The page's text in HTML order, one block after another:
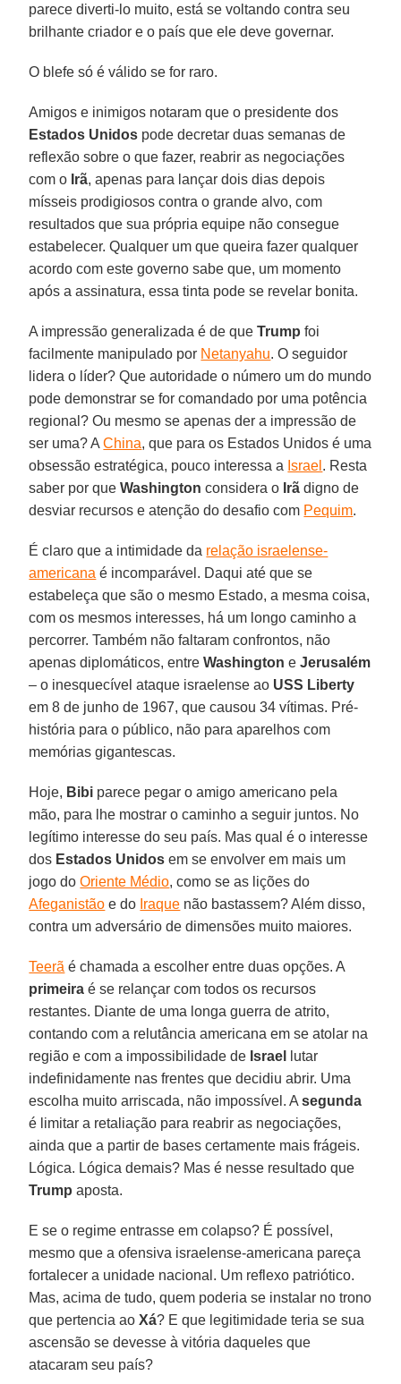
parece diverti-lo muito, está se voltando contra seu
brilhante criador e o país que ele deve governar.
O blefe só é válido se for raro.
Amigos e inimigos notaram que o presidente dos
Estados Unidos pode decretar duas semanas de
reflexão sobre o que fazer, reabrir as negociações
com o Irã, apenas para lançar dois dias depois
mísseis prodigiosos contra o grande alvo, com
resultados que sua própria equipe não consegue
estabelecer. Qualquer um que queira fazer qualquer
acordo com este governo sabe que, um momento
após a assinatura, essa tinta pode se revelar bonita.
A impressão generalizada é de queTrump foi
facilmente manipulado por Netanyahu. O seguidor
lidera o líder? Que autoridade o número um do mundo
pode demonstrar se for comandado por uma potência
regional? Ou mesmo se apenas der a impressão de
ser uma? AChina, que para os Estados Unidos é uma
obsessão estratégica, pouco interessa a Israel . Resta
saber por queWashington considera o Irã digno de
desviar recursos e atenção do desafio com Pequim.
É claro que a intimidade da relação israelense-
americana é incomparável. Daqui até que se
estabeleça que são o mesmo Estado, a mesma coisa,
com os mesmos interesses, há um longo caminho a
percorrer. Também não faltaram confrontos, não
apenas diplomáticos, entreWashington eJerusalém
– o inesquecível ataque israelense ao USS Liberty
em 8 de junho de 1967, que causou 34 vítimas. Pré-
história para o público, não para aparelhos com
memórias gigantescas.
Hoje, Bibi parece pegar o amigo americano pela
mão, para lhe mostrar o caminho a seguir juntos. No
legítimo interesse do seu país. Mas qual é o interesse
dos Estados Unidos em se envolver em mais um
jogo doOriente Médio, como se as lições do
Afeganistão e do Iraque não bastassem? Além disso,
contra um adversário de dimensões muito maiores.
Teerã é chamada a escolher entre duas opções. A
primeira é se relançar com todos os recursos
restantes. Diante de uma longa guerra de atrito,
contando com a relutância americana em se atolar na
região e com a impossibilidade de Israel
lutar
indefinidamente nas frentes que decidiu abrir. Uma
escolha muito arriscada, não impossível. Asegunda
é limitar a retaliação para reabrir as negociações,
ainda que a partir de bases certamente mais frágeis.
Lógica. Lógica demais? Mas é nesse resultado que
Trump aposta.
E se o regime entrasse em colapso? É possível,
mesmo que a ofensiva israelense-americana pareça
fortalecer a unidade nacional. Um reflexo patriótico.
Mas, acima de tudo, quem poderia se instalar no trono
que pertencia aoXá? E que legitimidade teria se sua
ascensão se devesse à vitória daqueles que
atacaram seu país?